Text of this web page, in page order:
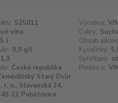
525011 Výrobce:
víno Cukry:
l Obsah
9,9 g/l Kyselinky:
1,3 Syřičitany:
Česká republika Plněno v:
Starý Dvůr
r. o., Slovanská 24,
22 Poběžovice